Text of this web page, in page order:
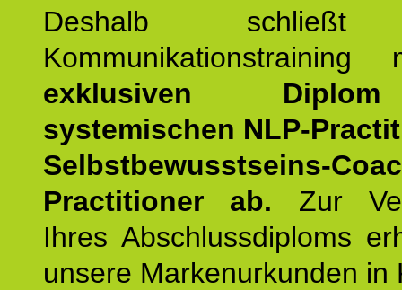
Deshalb schließt
exklusiven
systemischen NLP-
Selbstbewusstseins-
Practitioner ab. Zur
Ihres Abschlussdiploms
unsere Markenurkunden in